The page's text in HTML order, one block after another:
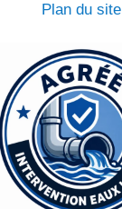
Plan du site